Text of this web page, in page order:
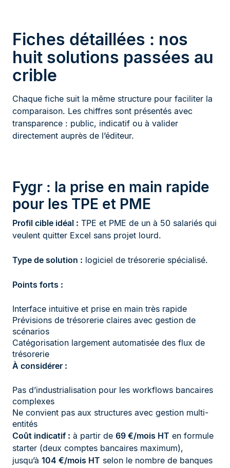
Fiches détaillées : nos
huit solutions passées au
crible
Chaque fiche suit la même structure pour faciliter la
comparaison. Les chiffres sont présentés avec
transparence : public, indicatif ou à valider
directement auprès de l’éditeur.
Fygr : la prise en main rapide
pour les TPE et PME
Profil cible idéal : TPE et PME de un à 50 salariés qui
veulent quitter Excel sans projet lourd.
Type de solution : logiciel de trésorerie spécialisé.
Points forts :
Interface intuitive et prise en main très rapide
Prévisions de trésorerie claires avec gestion de
scénarios
Catégorisation largement automatisée des flux de
trésorerie
À considérer :
Pas d’industrialisation pour les workflows bancaires
complexes
Ne convient pas aux structures avec gestion multi-
entités
Coût indicatif : à partir de 69 €/mois HT en formule
starter (deux comptes bancaires maximum),
jusqu’à 104 €/mois HT selon le nombre de banques